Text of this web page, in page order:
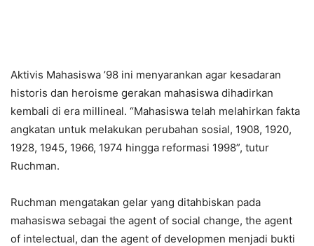
Aktivis Mahasiswa ’98 ini menyarankan agar kesadaran
historis dan heroisme gerakan mahasiswa dihadirkan
kembali di era millineal. “Mahasiswa telah melahirkan fakta
angkatan untuk melakukan perubahan sosial, 1908, 1920,
1928, 1945, 1966, 1974 hingga reformasi 1998”, tutur
Ruchman.
Ruchman mengatakan gelar yang ditahbiskan pada
mahasiswa sebagai the agent of social change, the agent
of intelectual, dan the agent of developmen menjadi bukti